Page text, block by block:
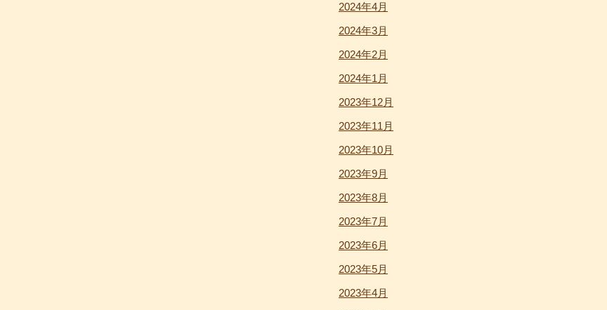
2024年4月
2024年3月
2024年2月
2024年1月
2023年12月
2023年11月
2023年10月
2023年9月
2023年8月
2023年7月
2023年6月
2023年5月
2023年4月